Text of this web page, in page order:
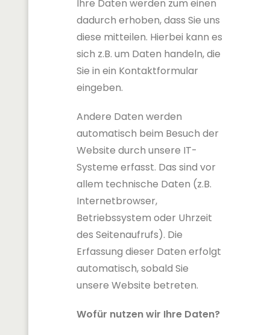
Ihre Daten werden zum einen
dadurch erhoben, dass Sie uns
diese mitteilen. Hierbei kann es
sich z.B. um Daten handeln, die
Sie in ein Kontaktformular
eingeben.
Andere Daten werden
automatisch beim Besuch der
Website durch unsere IT-
Systeme erfasst. Das sind vor
allem technische Daten (z.B.
Internetbrowser,
Betriebssystem oder Uhrzeit
des Seitenaufrufs). Die
Erfassung dieser Daten erfolgt
automatisch, sobald Sie
unsere Website betreten.
Wofür nutzen wir Ihre Daten?